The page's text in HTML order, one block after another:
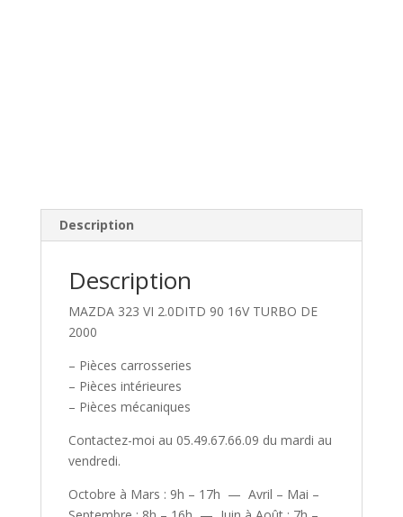
Description
Description
MAZDA 323 VI 2.0DITD 90 16V TURBO DE
2000
– Pièces carrosseries
– Pièces intérieures
– Pièces mécaniques
Contactez-moi au 05.49.67.66.09 du mardi au
vendredi.
Octobre à Mars : 9h – 17h — Avril – Mai –